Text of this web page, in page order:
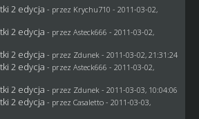
2 edycja - przez Krychu710 - 2011-03-02,
2 edycja - przez Asteck666 - 2011-03-02,
2 edycja - przez Zdunek - 2011-03-02, 21:31:24
2 edycja - przez Asteck666 - 2011-03-02,
2 edycja - przez Zdunek - 2011-03-03, 10:04:06
2 edycja - przez Casaletto- 2011-03-03,